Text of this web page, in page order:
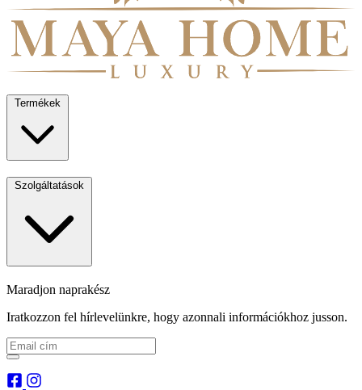
Termékek
Szolgáltatások
Maradjon naprakész
Iratkozzon fel hírlevelünkre, hogy azonnali információkhoz jusson.